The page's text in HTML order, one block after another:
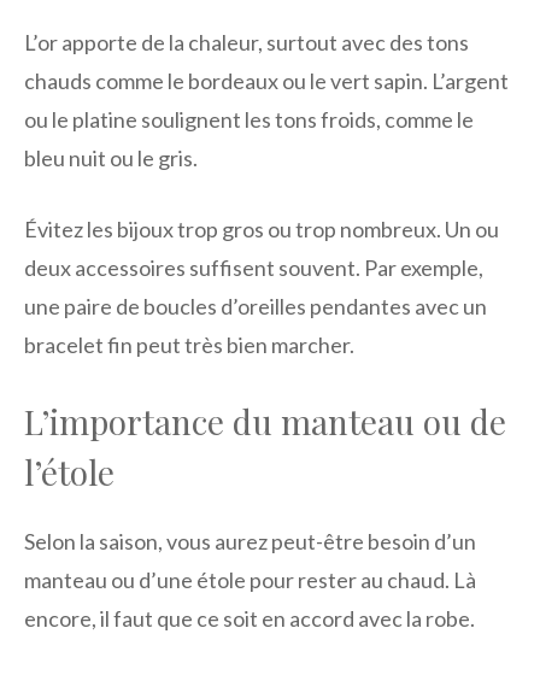
L’or apporte de la chaleur, surtout avec des tons
chauds comme le bordeaux ou le vert sapin. L’argent
ou le platine soulignent les tons froids, comme le
bleu nuit ou le gris.
Évitez les bijoux trop gros ou trop nombreux. Un ou
deux accessoires suffisent souvent. Par exemple,
une paire de boucles d’oreilles pendantes avec un
bracelet fin peut très bien marcher.
L’importance du manteau ou de
l’étole
Selon la saison, vous aurez peut-être besoin d’un
manteau ou d’une étole pour rester au chaud. Là
encore, il faut que ce soit en accord avec la robe.